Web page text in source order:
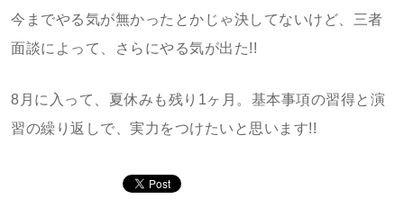
今までやる気が無かったとかじゃ決してないけど、三者
面談によって、さらにやる気が出た!!
8月に入って、夏休みも残り1ヶ月。基本事項の習得と演
習の繰り返しで、実力をつけたいと思います!!